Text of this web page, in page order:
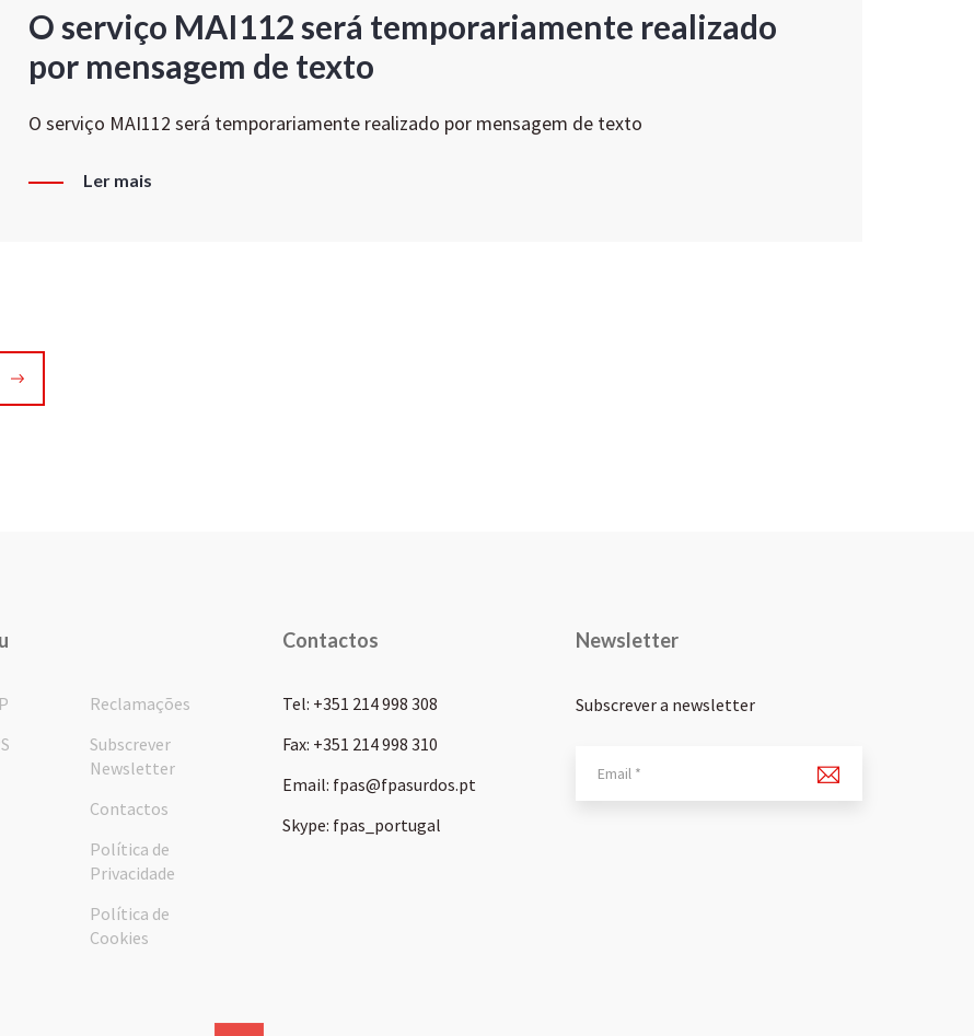
O serviço MAI112 será temporariamente realizado
por mensagem de texto
O serviço MAI112 será temporariamente realizado por mensagem de texto
Ler mais
Reclamações
Subscrever
Newsletter
Contactos
Política de
Privacidade
Política de
Cookies
Contactos
Tel: +351 214 998 308
Fax: +351 214 998 310
Email: fpas@fpasurdos.pt
Skype: fpas_portugal
Newsletter
Subscrever a newsletter